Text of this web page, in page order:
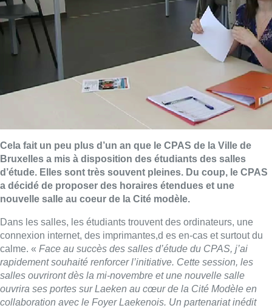
Cela fait un peu plus d’un an que le CPAS de la Ville de
Bruxelles a mis à disposition des étudiants des salles
d’étude. Elles sont très souvent pleines. Du coup, le CPAS
a décidé de proposer des horaires étendues et une
nouvelle salle au coeur de la Cité modèle.
Dans les salles, les étudiants trouvent des ordinateurs, une
connexion internet, des imprimantes,d es en-cas et surtout du
calme. « Face au succès des salles d’étude du CPAS, j’ai
rapidement souhaité renforcer l’initiative. Cette session, les
salles ouvriront dès la mi-novembre et une nouvelle salle
ouvrira ses portes sur Laeken au cœur de la Cité Modèle en
collaboration avec le Foyer Laekenois. Un partenariat inédit